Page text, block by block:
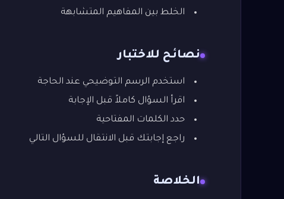
الخلط بين المفاهيم المتشابهة
نصائح للاختبار
استخدم الرسم التوضيحي عند الحاجة
اقرأ السؤال كاملاً قبل الإجابة
حدد الكلمات المفتاحية
راجع إجابتك قبل الانتقال للسؤال التالي
الخلاصة